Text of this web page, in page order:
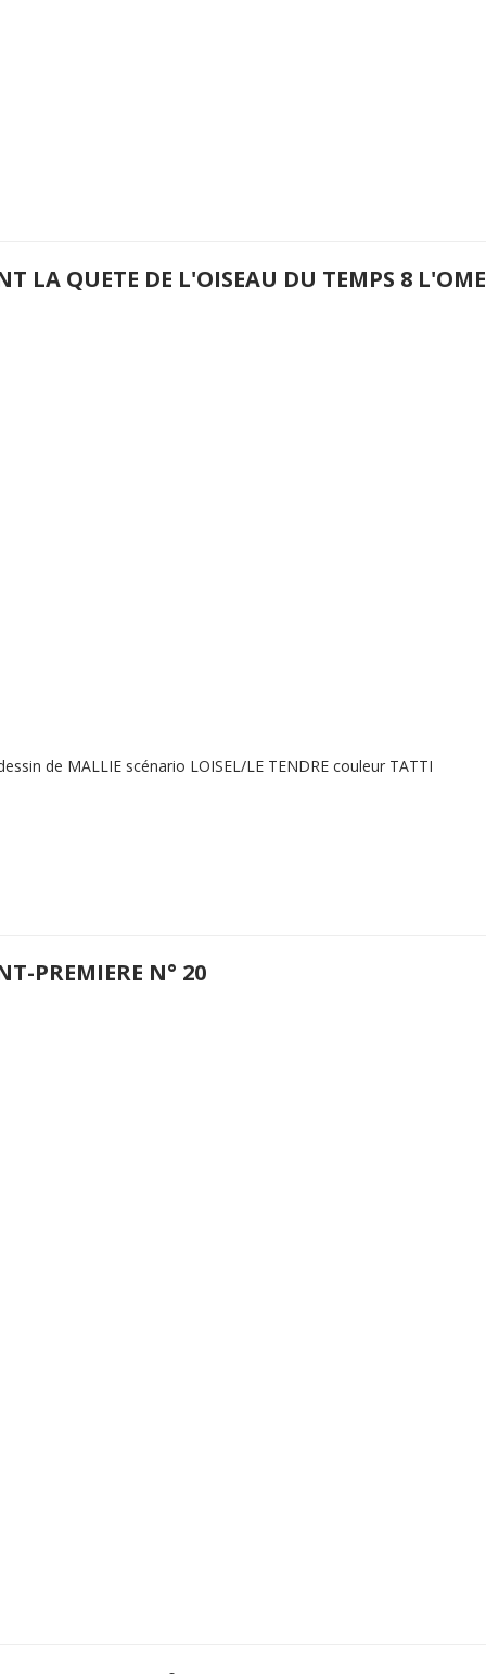
LA QUETE DE L'OISEAU DU TEMPS 8
de MALLIE scénario LOISEL/LE TENDRE couleur TATTI
PREMIERE N° 20